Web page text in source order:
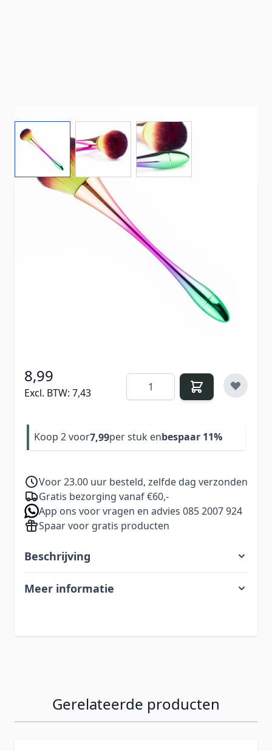
View larger imageView larger imageView larger image
Geef je werkplek een stijlvolle upgrade met deze
grote regenboog stofkwast. Deze opvallende,
professionele kwast is speciaal ontworpen om
stof en vijlsel moeiteloos van nagels en handen
te verwijderen tijdens behandelingen. Een echte
must-have voor iedere nagelstylist die hygiëne
wil combineren met een luxe uitstraling.
8,99
Excl. BTW: 7,43
Aantal
Koop 2 voor7,99per stuk enbespaar 11%
Voor 23.00 uur besteld, zelfde dag verzonden
Gratis bezorging vanaf €60,-
App ons voor vragen en advies 085 2007 924
Spaar voor gratis producten
Beschrijving
Meer informatie
Gerelateerde producten